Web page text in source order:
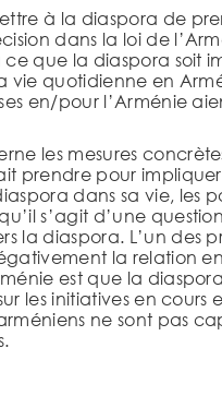
à la diaspora de
dans la loi de
ce que la diaspora soit
vie quotidienne en
en/pour l’Arménie
les mesures
prendre pour
dans sa vie, les
s’agit d’une
la diaspora. L’un des
la relation
est que la
les initiatives en cours
ne sont pas